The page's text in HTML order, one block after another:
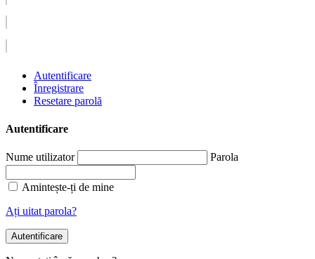
Autentificare
Înregistrare
Resetare parolă
Autentificare
Nume utilizator Parola
Amintește-ți de mine
Ați uitat parola?
Autentificare